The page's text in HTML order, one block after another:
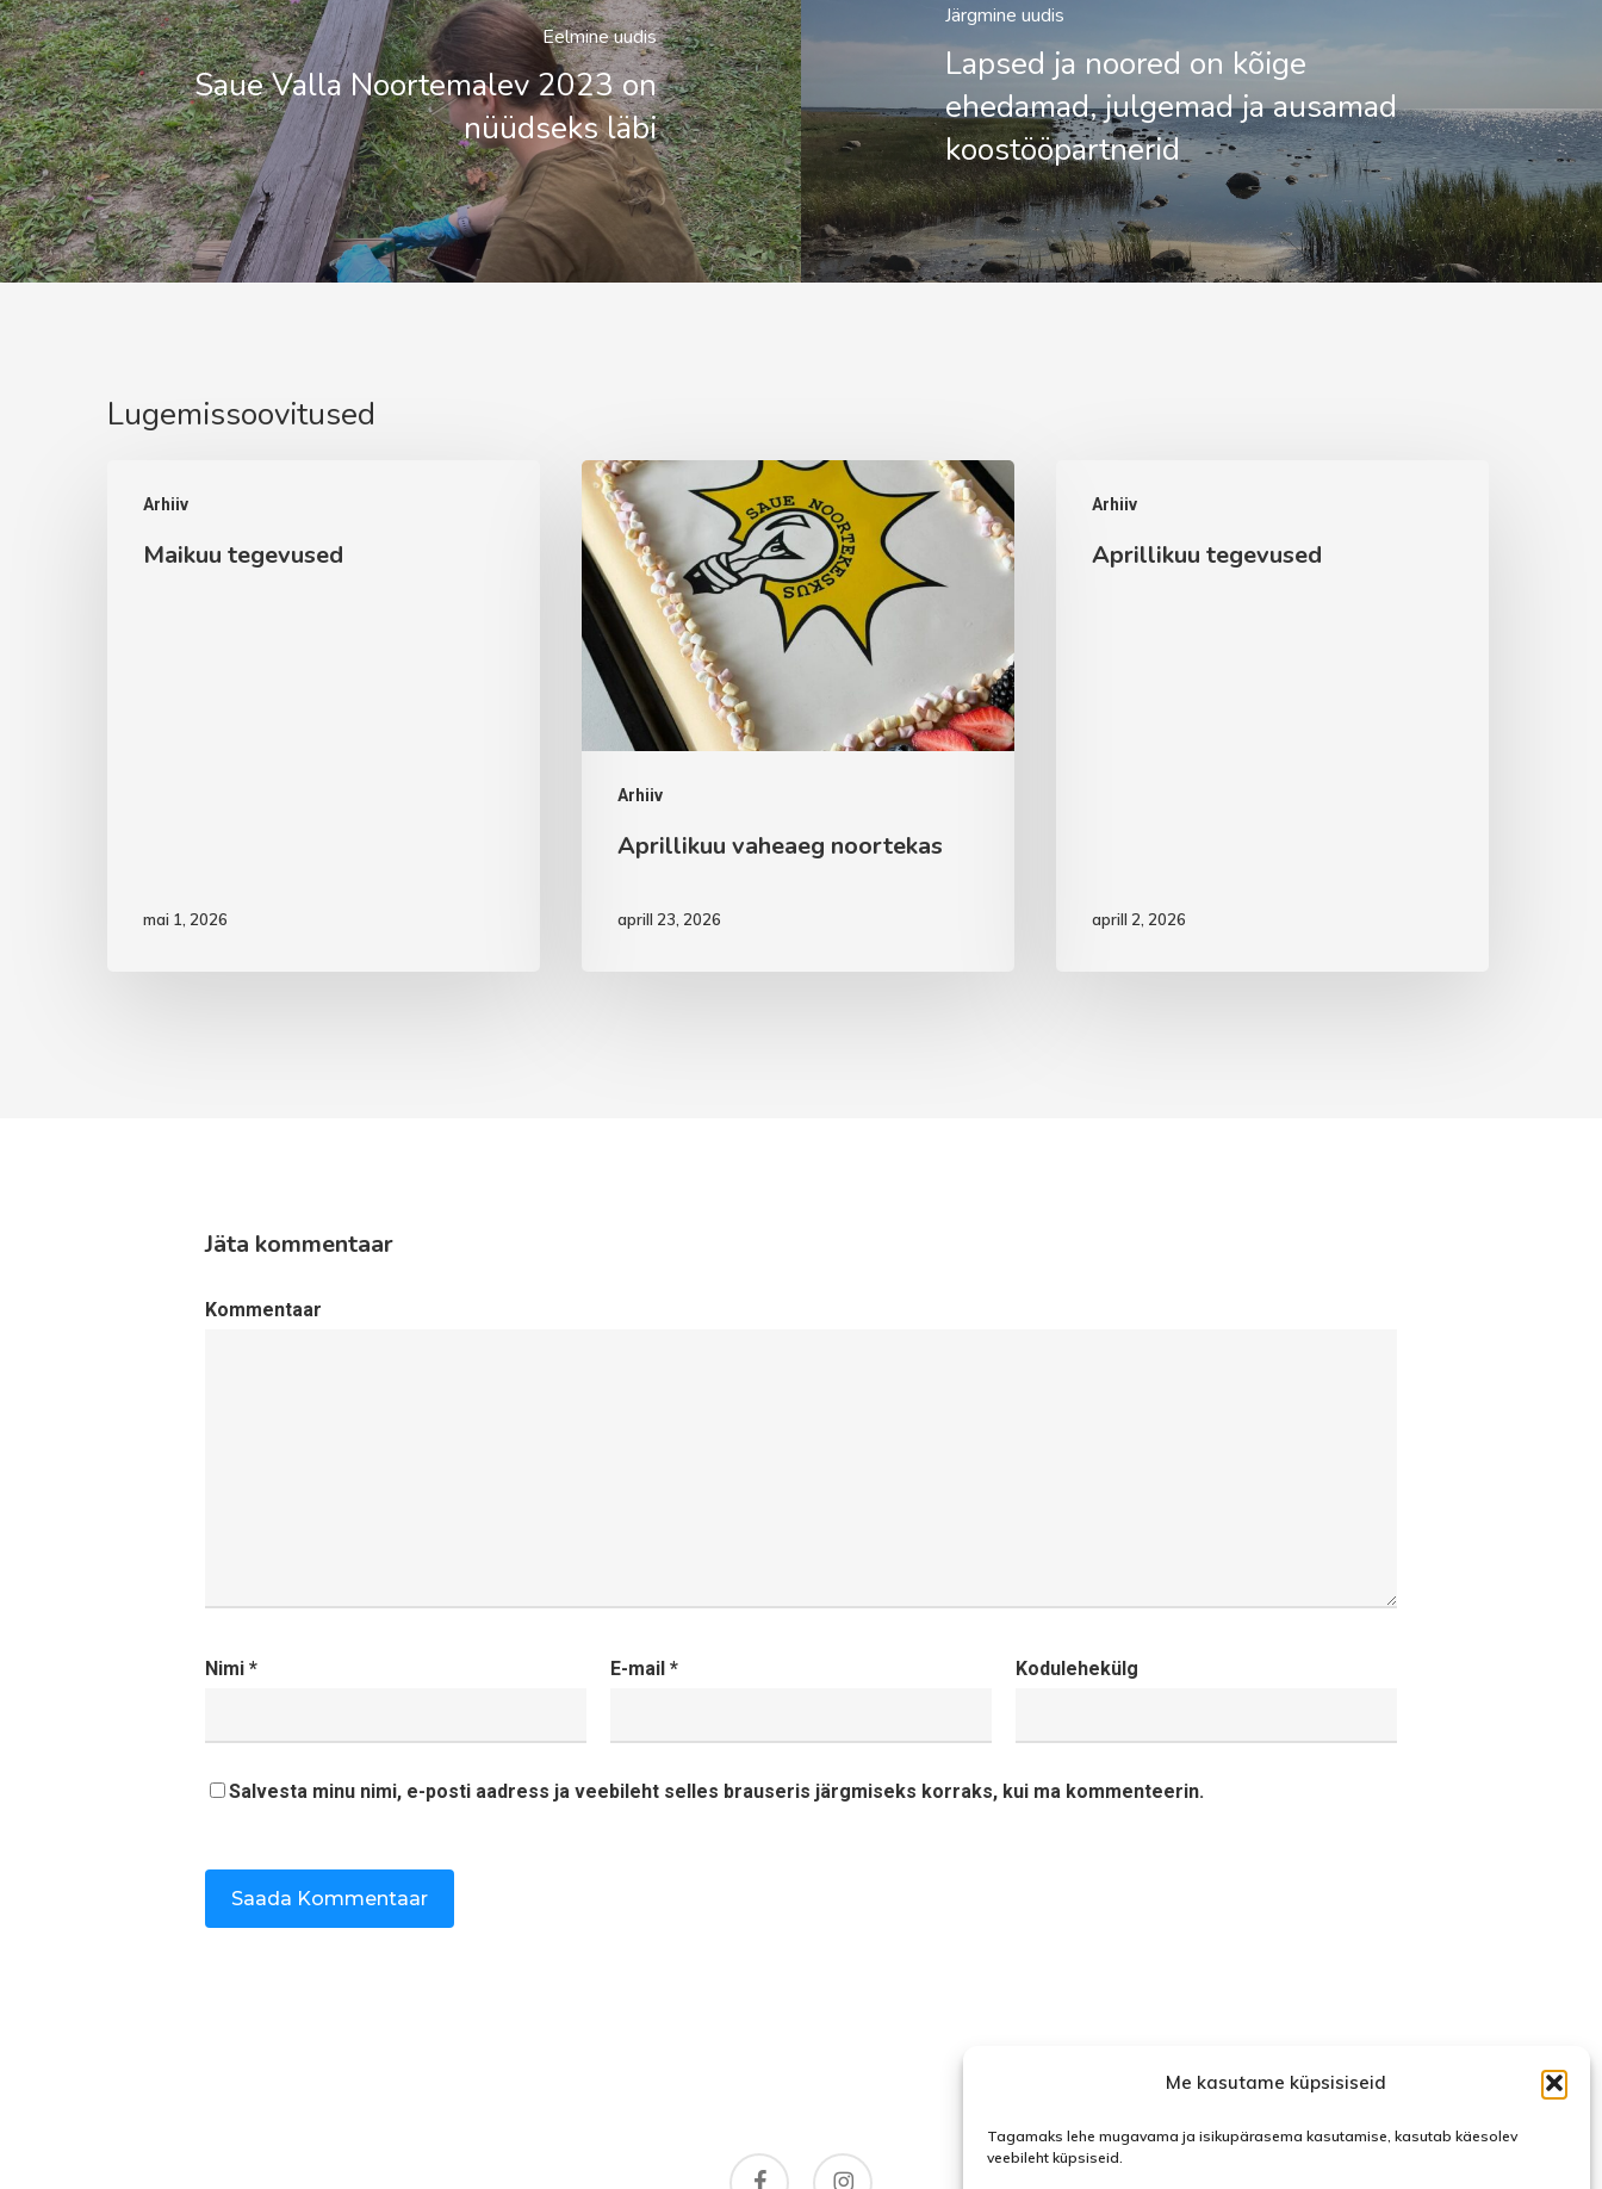
Me kasutame küpsisiseid
Tagamaks lehe mugavama ja isikupärasema kasutamise, kasutab käesolev
veebileht küpsiseid.
Eelmine uudis
Saue Valla Noortemalev 2023 on
nüüdseks läbi
Järgmine uudis
Lapsed ja noored on kõige
ehedamad, julgemad ja ausamad
koostööpartnerid
Lugemissoovitused
Arhiiv
tegevused
Maikuu tegevused
mai 1, 2026
Arhiiv
Aprillikuu
vaheaeg
noortekas
Aprillikuu vaheaeg noortekas
aprill 23, 2026
Arhiiv
tegevused
Aprillikuu tegevused
aprill 2, 2026
Jäta kommentaar
Kommentaar
Nimi * E-mail * Kodulehekülg
Salvesta minu nimi, e-posti aadress ja veebileht selles brauseris järgmiseks korraks, kui ma kommenteerin.
facebook instagram